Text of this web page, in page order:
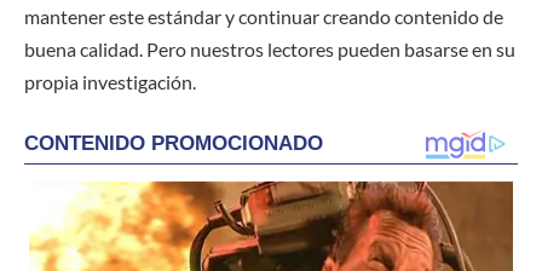
mantener este estándar y continuar creando contenido de
buena calidad. Pero nuestros lectores pueden basarse en su
propia investigación.